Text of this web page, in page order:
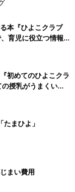
でもOK
かけ布団は片づけ
しょう。お腹を冷
してあげるといい
でも十分ですよ。
ーのために、室温
があたらないよう
かけ布団と毛布で
本『ひよこクラブ
育児に役立つ情報が
初めてのひよこクラ
授乳がうまくい
のトラブル 解決テ
まひよ」
まい費用